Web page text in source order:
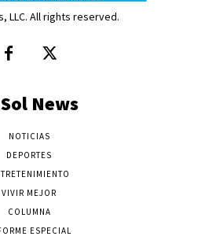
LLC. All rights reserved.
News
NOTICIAS
DEPORTES
VIVIR MEJOR
COLUMNA
ESPECIAL